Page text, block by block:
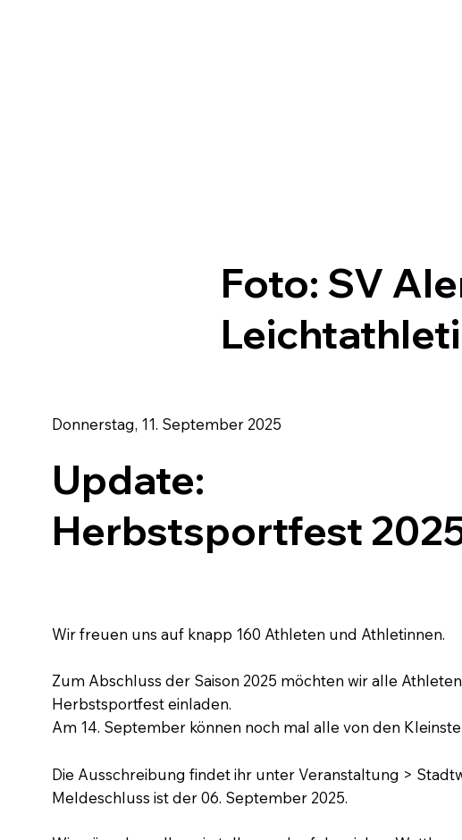
Foto: SV
Donnerstag, 11. September 2025
Update:
Herbstsportfest
Wir freuen uns auf knapp 160 Athleten und Athletinnen.
Zum Abschluss der Saison 2025 möchten wir alle
Herbstsportfest einladen.
Am 14. September können noch mal alle von den
Die Ausschreibung findet ihr unter Veranstaltung >
Meldeschluss ist der 06. September 2025.